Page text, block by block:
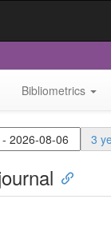
Bibliometrics
3